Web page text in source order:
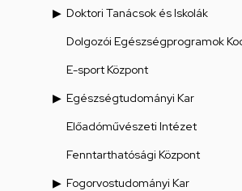
Doktori Tanácsok és Iskolák
Dolgozói Egészségprogramok
E-sport Központ
Egészségtudományi Kar
Előadóművészeti Intézet
Fenntarthatósági Központ
Fogorvostudományi Kar